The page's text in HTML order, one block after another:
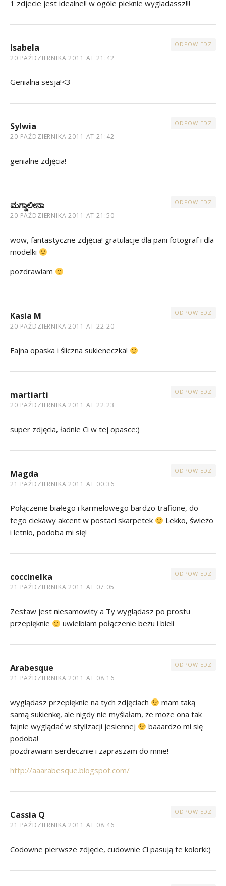
1 zdjecie jest idealne!! w ogóle pieknie wygladassz!!!
Isabela
20 PAŹDZIERNIKA 2011 AT 21:42
ODPOWIEDZ
Genialna sesja!<3
Sylwia
20 PAŹDZIERNIKA 2011 AT 21:42
ODPOWIEDZ
genialne zdjęcia!
ಮಗ್ಡಾಲೀನಾ
20 PAŹDZIERNIKA 2011 AT 21:50
ODPOWIEDZ
wow, fantastyczne zdjęcia! gratulacje dla pani fotograf i dla
modelki
pozdrawiam
Kasia M
20 PAŹDZIERNIKA 2011 AT 22:20
ODPOWIEDZ
Fajna opaska i śliczna sukieneczka!
martiarti
20 PAŹDZIERNIKA 2011 AT 22:23
ODPOWIEDZ
super zdjęcia, ładnie Ci w tej opasce:)
Magda
21 PAŹDZIERNIKA 2011 AT 00:36
ODPOWIEDZ
Połączenie białego i karmelowego bardzo trafione, do
tego ciekawy akcent w postaci skarpetek
Lekko, świeżo
i letnio, podoba mi się!
coccinelka
21 PAŹDZIERNIKA 2011 AT 07:05
ODPOWIEDZ
Zestaw jest niesamowity a Ty wyglądasz po prostu
przepięknie
uwielbiam połączenie beżu i bieli
Arabesque
21 PAŹDZIERNIKA 2011 AT 08:16
ODPOWIEDZ
wyglądasz przepięknie na tych zdjęciach
mam taką
samą sukienkę, ale nigdy nie myślałam, że może ona tak
fajnie wyglądać w stylizacji jesiennej
baaardzo mi się
podoba!
pozdrawiam serdecznie i zapraszam do mnie!
http://aaarabesque.blogspot.com/
Cassia Q
21 PAŹDZIERNIKA 2011 AT 08:46
ODPOWIEDZ
Codowne pierwsze zdjęcie, cudownie Ci pasują te kolorki:)